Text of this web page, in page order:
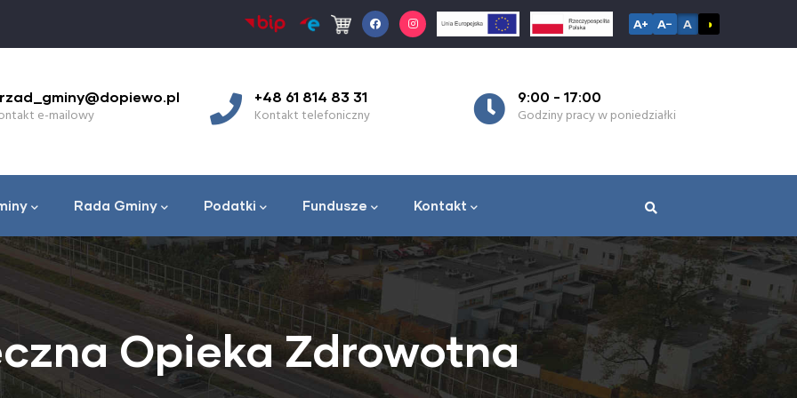
A+ A− A ◑
e-mailowy
+48 61 814 83 31
Kontakt telefoniczny
9:00 - 17:00
Godziny pracy w poniedziałki
Rada Gminy Podatki Fundusze Kontakt
Opieka Zdrowotna